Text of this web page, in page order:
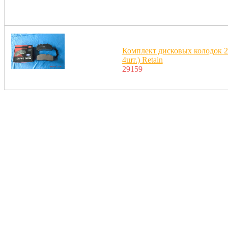
Комплект дисковых колодок
4шт.) Retain
29159